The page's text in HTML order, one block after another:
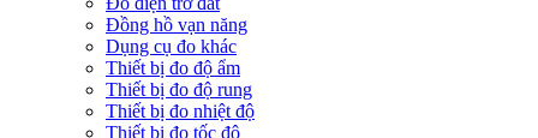
Đồng hồ vạn năng
Dụng cụ đo khác
Thiết bị đo độ ẩm
Thiết bị đo độ rung
Thiết bị đo nhiệt độ
Thiết bị đo tốc độ